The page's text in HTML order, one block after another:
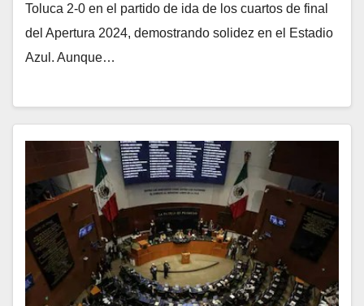
Toluca 2-0 en el partido de ida de los cuartos de final
del Apertura 2024, demostrando solidez en el Estadio
Azul. Aunque…